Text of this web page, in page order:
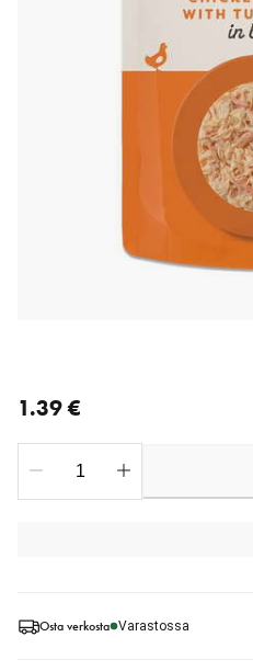
Osta verkosta Varastossa
1.39 €